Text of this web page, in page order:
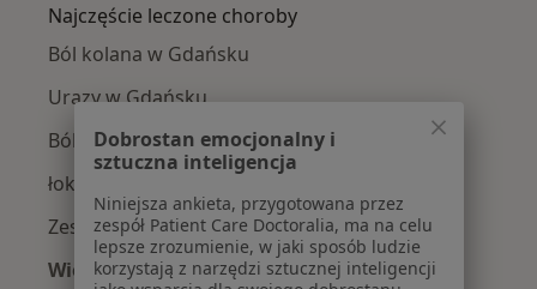
Najczęście leczone choroby
Ból kolana w Gdańsku
Urazy w Gdańsku
Ból biodra w Gdańsku
łokieć tenisisty w Gdańsku
Zespół cieśni nadgarstka w Gdańsku
Więcej (15)
Dobrostan emocjonalny i
sztuczna inteligencja
Niniejsza ankieta, przygotowana przez
zespół Patient Care Doctoralia, ma na celu
lepsze zrozumienie, w jaki sposób ludzie
korzystają z narzędzi sztucznej inteligencji